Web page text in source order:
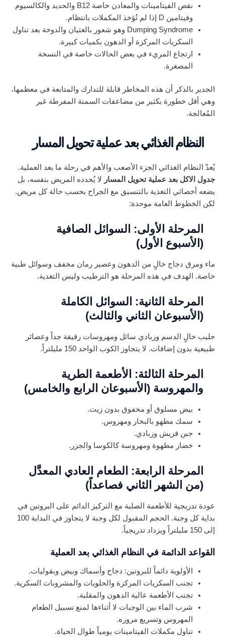
نقص الفيتامينات والمعادن خاصة B12 والحديد والكالسيوم
وفيتامين D إذا لم تُؤخذ المكملات بانتظام.
Dumping Syndrome وهو شعور بالغثيان والدوخة بعد تناول
السكريات المركزة أو الدهون بكميات كبيرة.
ارتجاع المريء في بعض الحالات خاصة في النسخة
المصغرة.
الجدير بالذكر أن هذه المخاطر قابلة للتدارك والمتابعة في معظمها،
وهي أقل خطورة بكثير من مضاعفات السمنة المفرطة غير
المُعالجة.
النظام الغذائي بعد عملية تحويل المسار
يُعدّ النظام الغذائي الجزء الأصعب والأهم في رحلة ما بعد العملية.
جدول الاكل بعد عملية تحويل المسار
لا يُحدده المريض بنفسه، بل
يضعه أخصائي التغذية بالتنسيق مع الجراح بحسب حالة كل مريض.
لكن الخطوط العامة موحدة:
المرحلة الأولى: السوائل الصافية
(الأسبوع الأول)
ماء ومرق دجاج خالٍ من الدهون وعصير رمان مخفف وسوائل طبية
خاصة. الهدف في هذه المرحلة هو الترطيب وليس التغذية.
المرحلة الثانية: السوائل الكاملة
(الأسبوعان الثاني والثالث)
حليب خالٍ الدسم وزبادي سائل ومهروسات رقيقة جداً وعصائر
طبيعية بدون إضافات. لا يتجاوز الكوب الواحد 150 مليلتراً.
المرحلة الثالثة: الأطعمة الطرية
والمهروسة (الأسبوعان الرابع والخامس)
بيض مسلوق أو مخفوق بدون زيت.
سمك مطهو بالبخار ومهروس.
جبن قريش وزبادي.
خضار مطهوة ومهروسة كالكوسا والجزر.
المرحلة الرابعة: الطعام العادي المعدَّل
(من الشهر الثاني فصاعداً)
عودة تدريجية للأطعمة الصلبة مع التركيز الدائم على البروتين في
بداية كل وجبة. الحجم المقبول لكل وجبة لا يتجاوز في البداية 100
إلى 150 مليلتراً ويزداد تدريجياً.
القواعد الدائمة في النظام الغذائي بعد العملية
الأولوية دائماً للبروتين: دجاج وأسماك وبيض وبقوليات.
تجنب السكريات المركزة والحلويات والمشروبات السكرية.
تجنب الأطعمة عالية الدهون والمقلية.
شرب الماء بين الوجبات لا أثناءها لمنع تسييل الطعام
المهروس وتسريع مروره.
تناول مكملات الفيتامينات يومياً طوال الحياة.